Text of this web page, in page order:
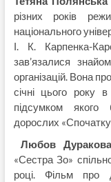
різних років
національного
І. К. Карпенка-
зав’язалися
організацій. Вона
січні цього року
підсумком якого
дорослих «Спочатку
Любов Дуракова
«Сестра Зо»
році. Фільм про